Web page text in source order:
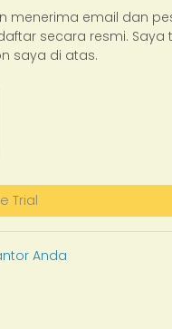
menerima email dan
secara resmi. Saya
saya di atas.
Trial
Anda